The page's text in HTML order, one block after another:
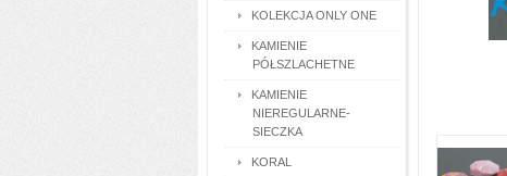
KOLEKCJA ONLY ONE
KAMIENIE
PÓŁSZLACHETNE
KAMIENIE
NIEREGULARNE-
SIECZKA
KORAL